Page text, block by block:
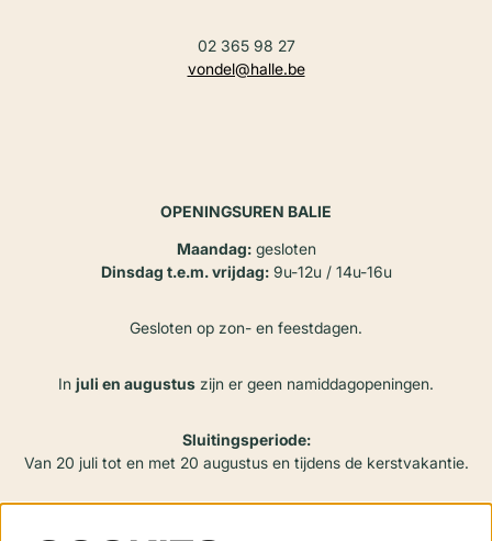
02 365 98 27
vondel@halle.be
OPENINGSUREN BALIE
Maandag:gesloten
Dinsdag t.e.m. vrijdag:9u-12u / 14u-16u
Gesloten op zon- en feestdagen.
In juli en augustus zijn er geen namiddagopeningen.
Sluitingsperiode:
Van 20 juli tot en met 20 augustus en tijdens de kerstvakantie.